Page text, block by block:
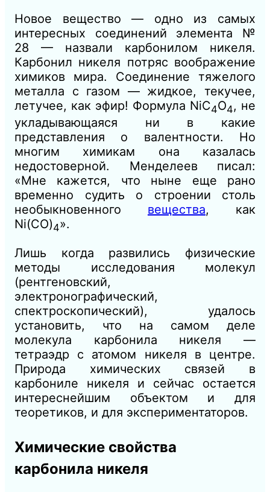
Новое вещество — одно из самых
интересных соединений элемента №
28 — назвали карбонилом никеля.
Карбонил никеля потряс воображение
химиков мира. Соединение тяжелого
металла с газом — жидкое, текучее,
летучее, как эфир! Формула NiC4О4, не
укладывающаяся ни в какие
представления о валентности. Но
многим химикам она казалась
недостоверной. Менделеев писал:
«Мне кажется, что ныне еще рано
временно судить о строении столь
необыкновенного вещества, как
Ni(CO)4».
Лишь когда развились физические
методы исследования молекул
(рентгеновский,
электронографический,
спектроскопический), удалось
установить, что на самом деле
молекула карбонила никеля —
тетраэдр с атомом никеля в центре.
Природа химических связей в
карбониле никеля и сейчас остается
интереснейшим объектом и для
теоретиков, и для экспериментаторов.
Химические свойства
карбонила никеля